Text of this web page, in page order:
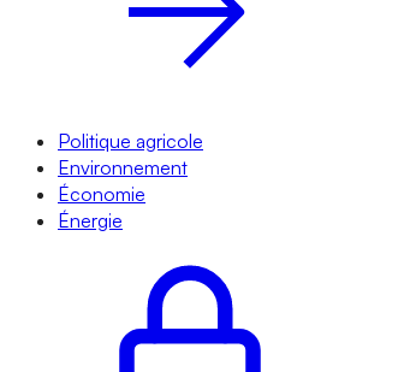
Politique agricole
Environnement
Économie
Énergie